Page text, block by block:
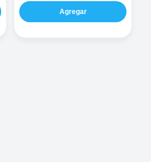
Agregar